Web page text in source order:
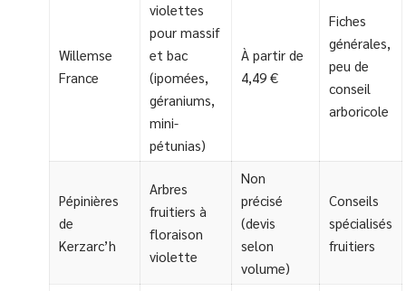
Willemse
France
violettes
pour massif
et bac
(ipomées,
géraniums,
mini-
pétunias)
À partir de
4,49 €
Fiches
générales,
peu de
conseil
arboricole
Pépinières
de
Kerzarc’h
Arbres
fruitiers à
floraison
violette
Non
précisé
(devis
selon
volume)
Conseils
spécialisés
fruitiers